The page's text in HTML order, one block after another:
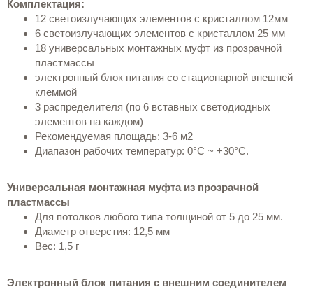
Комплектация:
12 светоизлучающих элементов с кристаллом 12мм
6 светоизлучающих элементов с кристаллом 25 мм
18 универсальных монтажных муфт из прозрачной
пластмассы
электронный блок питания со стационарной внешней
клеммой
3 распределителя (по 6 вставных светодиодных
элементов на каждом)
Рекомендуемая площадь: 3-6 м2
Диапазон рабочих температур: 0°С ~ +30°С.
Универсальная монтажная муфта из прозрачной
пластмассы
Для потолков любого типа толщиной от 5 до 25 мм.
Диаметр отверстия: 12,5 мм
Вес: 1,5 г
Электронный блок питания с внешним соединителем